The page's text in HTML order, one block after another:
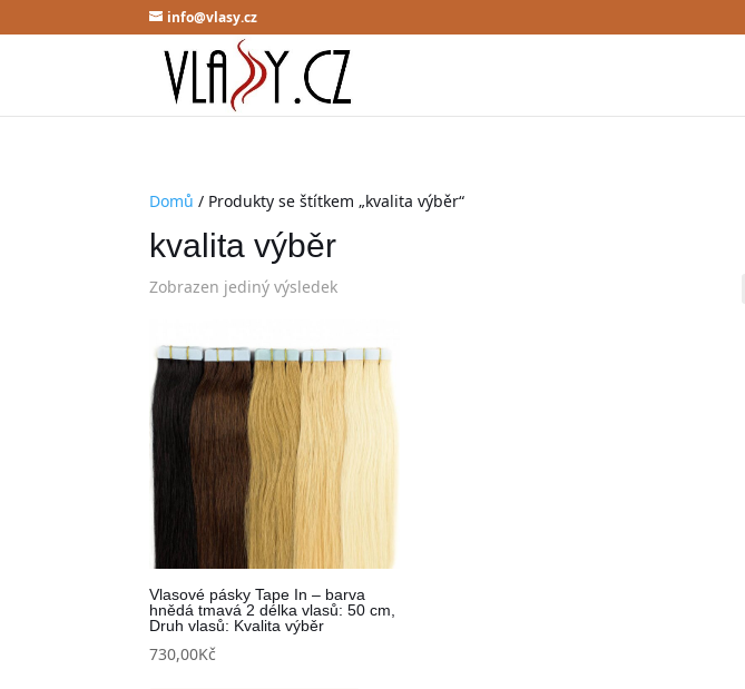
info@vlasy.cz
Domů / Produkty se štítkem „kvalita výběr“
kvalita výběr
Zobrazen jediný výsledek
Vlasové pásky Tape In – barva
hnědá tmavá 2 délka vlasů: 50 cm,
Druh vlasů: Kvalita výběr
730,00Kč